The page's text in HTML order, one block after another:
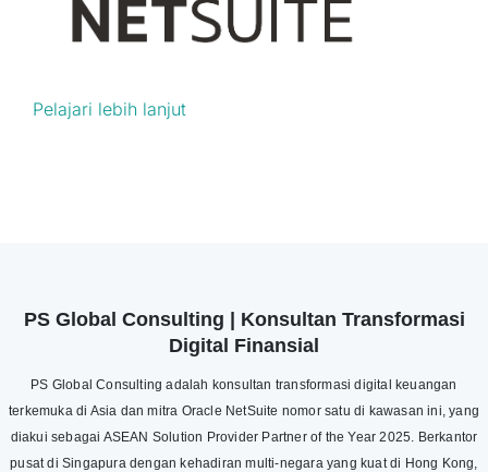
Pelajari lebih lanjut
PS Global Consulting | Konsultan Transformasi
Digital Finansial
PS Global Consulting adalah konsultan transformasi digital keuangan
terkemuka di Asia dan mitra Oracle NetSuite nomor satu di kawasan ini, yang
diakui sebagai ASEAN Solution Provider Partner of the Year 2025. Berkantor
pusat di Singapura dengan kehadiran multi-negara yang kuat di Hong Kong,